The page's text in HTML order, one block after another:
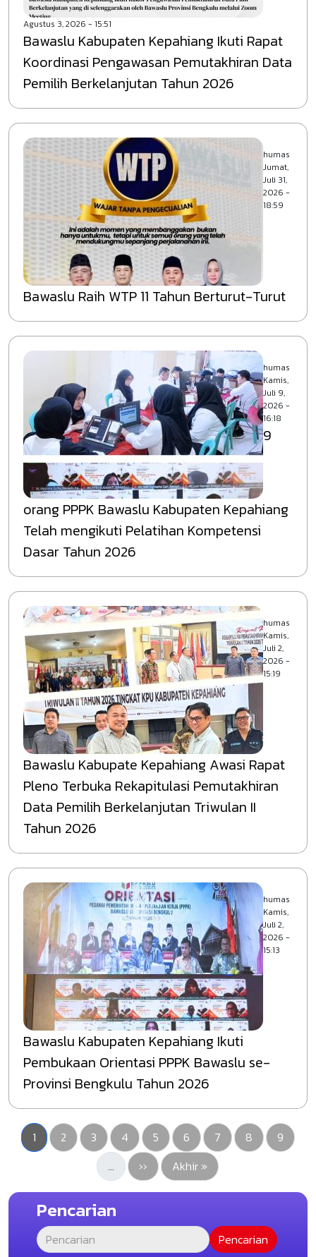
Agustus 3, 2026 - 15:51
Bawaslu Kabupaten Kepahiang Ikuti Rapat
Koordinasi Pengawasan Pemutakhiran Data
Pemilih Berkelanjutan Tahun 2026
humas
Jumat,
Juli 31,
2026 -
18:59
Bawaslu Raih WTP 11 Tahun Berturut-Turut
humas
Kamis,
Juli 9,
2026 -
16:18
9
orang PPPK Bawaslu Kabupaten Kepahiang
Telah mengikuti Pelatihan Kompetensi
Dasar Tahun 2026
humas
Kamis,
Juli 2,
2026 -
15:19
Bawaslu Kabupate Kepahiang Awasi Rapat
Pleno Terbuka Rekapitulasi Pemutakhiran
Data Pemilih Berkelanjutan Triwulan II
Tahun 2026
humas
Kamis,
Juli 2,
2026 -
15:13
Bawaslu Kabupaten Kepahiang Ikuti
Pembukaan Orientasi PPPK Bawaslu se-
Provinsi Bengkulu Tahun 2026
Halaman sekarang
1 Pengawasan
2 Pengawasan
3 Pengawasan
4 Pengawasan
5 Pengawasan
6 Pengawasan
7 Pengawasan
8
9
…
Halaman berikutnya
›› Last page
Akhir »
Pencarian